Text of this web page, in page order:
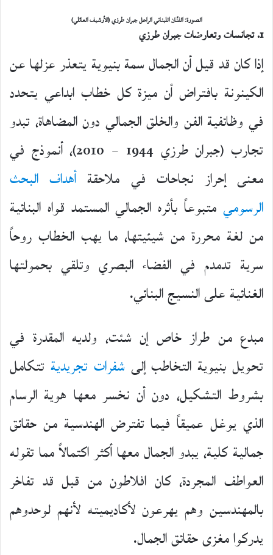
الصورة: الفنّان اللبناني الراحل جبران طرزي (الأرشيف العائلي)
1. تجانسات وتعارضاتجبران طرزي
إذا كان قد قيل أن الجمال سمة بنيوية يتعذر عزلها عن
الكينونة بافتراض أن ميزة كل خطاب ابداعي يتحدد
في وظائفية الفن والخلق الجمالي دون المضاهاة، تبدو
تجارب (جبران طرزي 1944 – 2010)، أنموذج في
معنى إحراز نجاحات في ملاحقةأهداف البحث
الرسومي متبوعاً بأثره الجمالي المستمد قواه البنائية
من لغة محررة من شيئيتها، ما يهب الخطاب روحاً
سرية تدمدم في الفضاء البصري وتلقي بحمولتها
الغنائية على النسيج البنائي.
مبدع من طراز خاص إن شئت، ولديه المقدرة في
تحويل بنيوية التخاطب إلىشفرات تجريدية تتكامل
بشروط التشكيل، دون أن نخسر معها هوية الرسام
الذي يوغل عميقاً فيما تفترض الهندسية من حقائق
جمالية كلية، يبدو الجمال معها أكثر اكتمالاً مما تقوله
العواطف المجردة، كان افلاطون من قبل قد تفاخر
بالمهندسين وهم يهرعون لأكاديميته لأنهم لوحدوهم
يدركوا مغزى حقائق الجمال.